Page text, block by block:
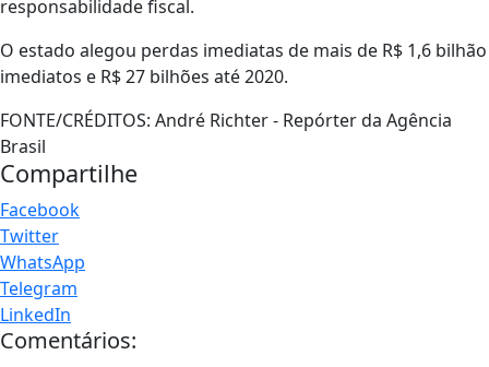
responsabilidade fiscal.
O estado alegou perdas imediatas de mais de R$ 1,6 bilhão
imediatos e R$ 27 bilhões até 2020.
FONTE/CRÉDITOS: André Richter - Repórter da Agência
Brasil
Compartilhe
Facebook
Twitter
WhatsApp
Telegram
LinkedIn
Comentários: